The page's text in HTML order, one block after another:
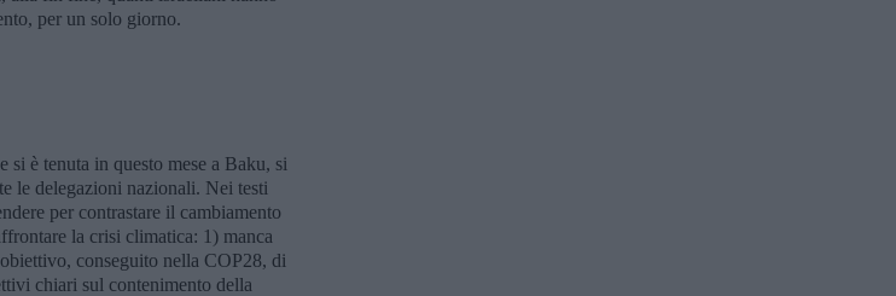
per un solo giorno.
è tenuta in questo mese a Baku, si
le delegazioni nazionali. Nei testi
per contrastare il cambiamento
la crisi climatica: 1) manca
conseguito nella COP28, di
chiari sul contenimento della